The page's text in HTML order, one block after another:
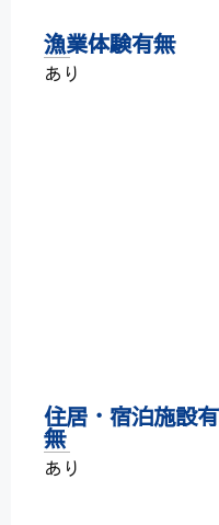
漁業体験有無
あり
住居・宿泊施設有
無
あり